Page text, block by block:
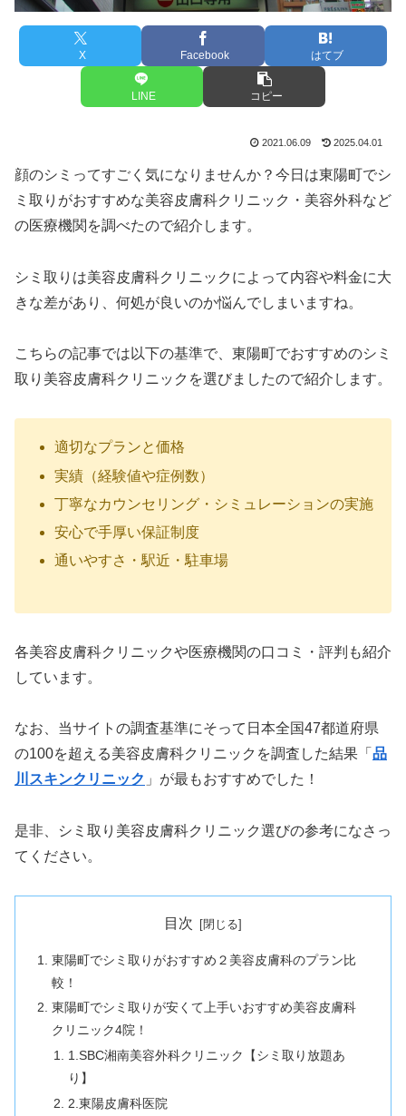
X Facebook はてブ
LINE コピー
2021.06.09 2025.04.01
顔のシミってすごく気になりませんか？今日は東陽町でシ
ミ取りがおすすめな美容皮膚科クリニック・美容外科など
の医療機関を調べたので紹介します。
シミ取りは美容皮膚科クリニックによって内容や料金に大
きな差があり、何処が良いのか悩んでしまいますね。
こちらの記事では以下の基準で、東陽町でおすすめのシミ
取り美容皮膚科クリニックを選びましたので紹介します。
適切なプランと価格
実績（経験値や症例数）
丁寧なカウンセリング・シミュレーションの実施
安心で手厚い保証制度
通いやすさ・駅近・駐車場
各美容皮膚科クリニックや医療機関の口コミ・評判も紹介
しています。
なお、当サイトの調査基準にそって日本全国47都道府県
の100を超える美容皮膚科クリニックを調査した結果「 品
川スキンクリニック 」が最もおすすめでした！
是非、シミ取り美容皮膚科クリニック選びの参考になさっ
てください。
目次
東陽町でシミ取りがおすすめ２美容皮膚科のプラン比
較！
東陽町でシミ取りが安くて上手いおすすめ美容皮膚科
クリニック4院！
1.SBC湘南美容外科クリニック【シミ取り放題あ
り】
2.東陽皮膚科医院